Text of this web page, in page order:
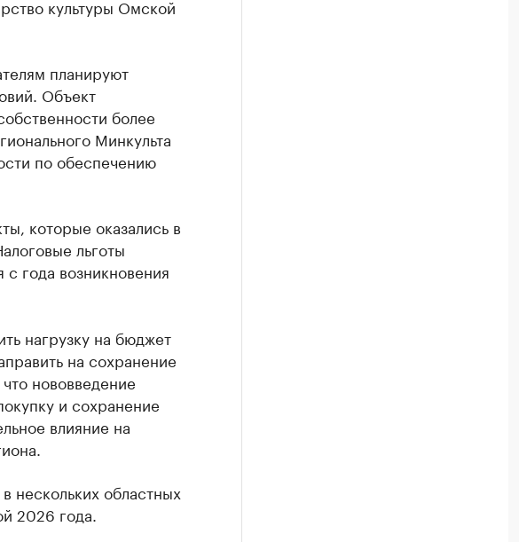
культуры Омской
планируют
Объект
более
Минкульта
по обеспечению
которые оказались в
льготы
с года возникновения
нагрузку на бюджет
на сохранение
нововведение
и сохранение
влияние на
нескольких областных
2026 года.